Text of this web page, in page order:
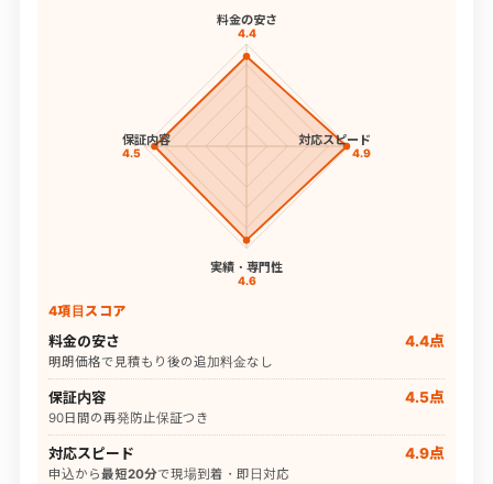
料金の安さ
4.4
対応スピード
4.9
実績・専門性
4.6
保証内容
4.5
4項目スコア
料金の安さ 4.4点
明朗価格で見積もり後の追加料金なし
保証内容 4.5点
90日間の再発防止保証つき
対応スピード 4.9点
申込から最短20分で現場到着・即日対応